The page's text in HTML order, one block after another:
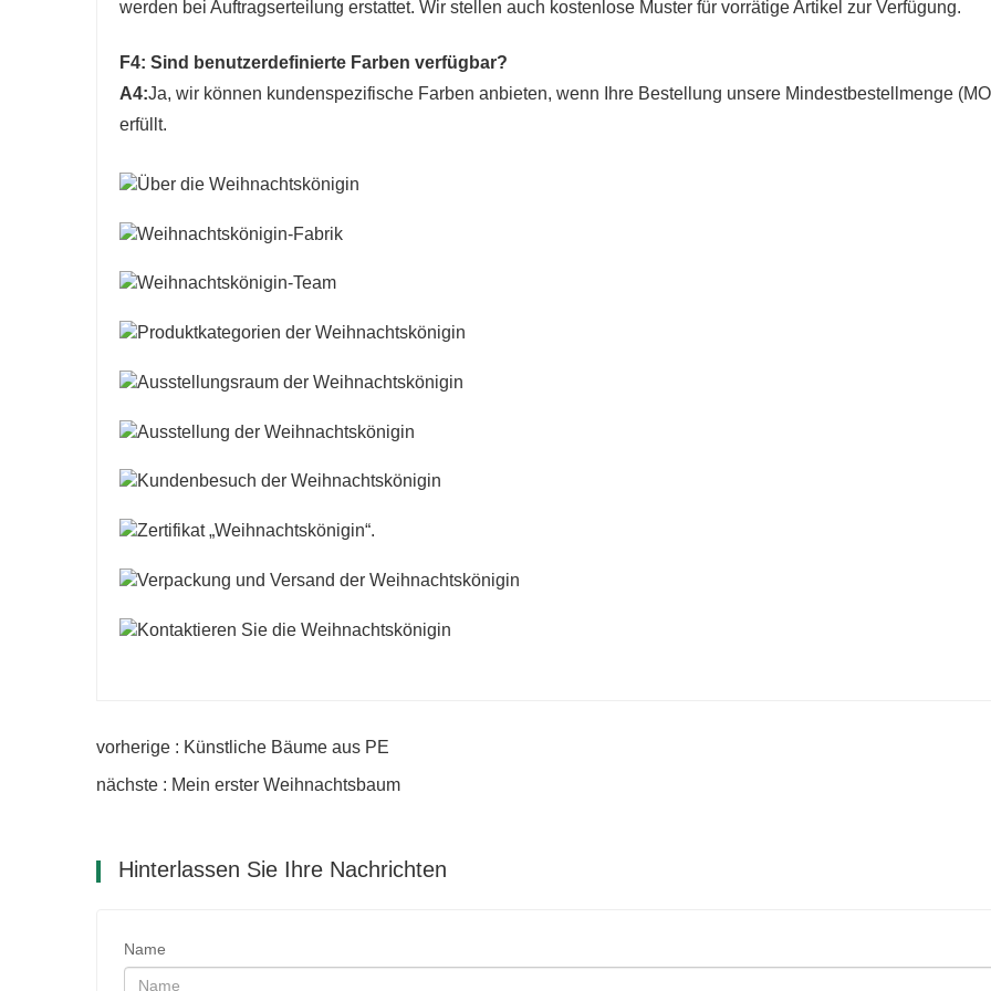
werden bei Auftragserteilung erstattet. Wir stellen auch kostenlose Muster für vorrätige Artikel zur Verfügung.
F4: Sind benutzerdefinierte Farben verfügbar?
A4:Ja, wir können kundenspezifische Farben anbieten, wenn Ihre Bestellung unsere Mindestbestellmenge
erfüllt.
vorherige : Künstliche Bäume aus PE
nächste : Mein erster Weihnachtsbaum
Hinterlassen Sie Ihre Nachrichten
Name